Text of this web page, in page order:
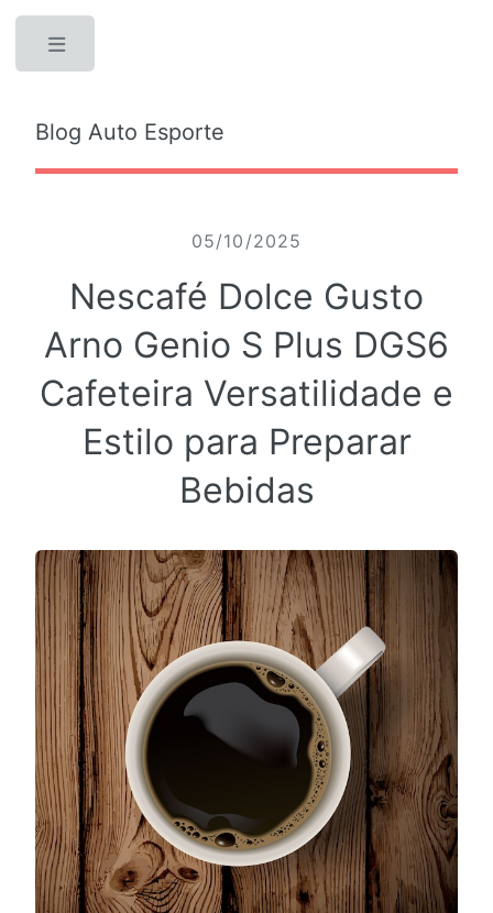
Blog Auto Esporte
05/10/2025
Nescafé Dolce Gusto
Arno Genio S Plus DGS6
Cafeteira Versatilidade e
Estilo para Preparar
Bebidas